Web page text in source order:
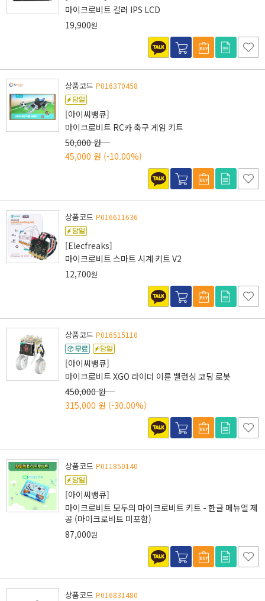
마이크로비트 컬러 IPS LCD
19,900원
상품코드 P016370458
[아이씨뱅큐]
마이크로비트 RC카 축구 게임 키트
50,000 원
45,000 원 (-10.00%)
상품코드 P016611636
[Elecfreaks]
마이크로비트 스마트 시계 키트 V2
12,700원
상품코드 P016515110
[아이씨뱅큐]
마이크로비트 XGO 라이더 이륜 밸런싱 코딩 로봇
450,000 원
315,000 원 (-30.00%)
상품코드 P011850140
[아이씨뱅큐]
마이크로비트 모두의 마이크로비트 키트 - 한글 메뉴얼 제
공 (마이크로비트 미포함)
87,000원
상품코드 P016831480